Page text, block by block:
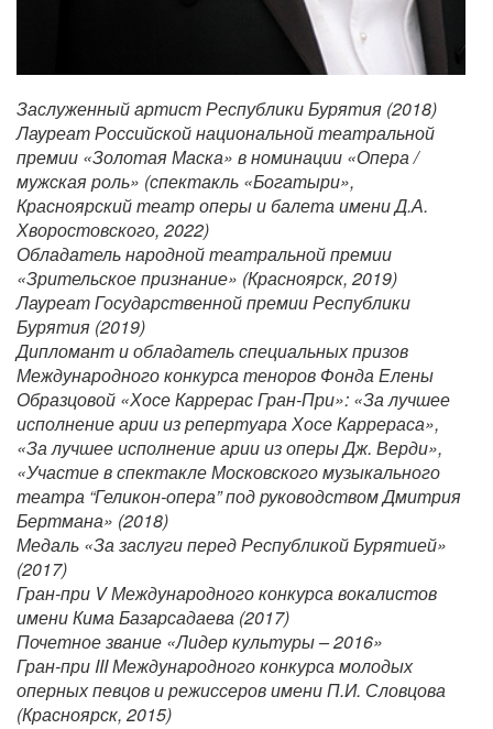
Заслуженный артист Республики Бурятия (2018)
Лауреат Российской национальной театральной
премии «Золотая Маска» в номинации «Опера /
мужская роль» (спектакль «Богатыри»,
Красноярский театр оперы и балета имени Д.А.
Хворостовского, 2022)
Обладатель народной театральной премии
«Зрительское признание» (Красноярск, 2019)
Лауреат Государственной премии Республики
Бурятия (2019)
Дипломант и обладатель специальных призов
Международного конкурса теноров Фонда Елены
Образцовой «Хосе Каррерас Гран-При»: «За лучшее
исполнение арии из репертуара Хосе Каррераса»,
«За лучшее исполнение арии из оперы Дж. Верди»,
«Участие в спектакле Московского музыкального
театра “Геликон-опера” под руководством Дмитрия
Бертмана» (2018)
Медаль «За заслуги перед Республикой Бурятией»
(2017)
Гран-при V Международного конкурса вокалистов
имени Кима Базарсадаева (2017)
Почетное звание «Лидер культуры – 2016»
Гран-при III Международного конкурса молодых
оперных певцов и режиссеров имени П.И. Словцова
(Красноярск, 2015)